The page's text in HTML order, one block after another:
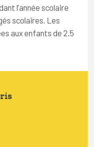
l’année scolaire
scolaires. Les
aux enfants de 2.5